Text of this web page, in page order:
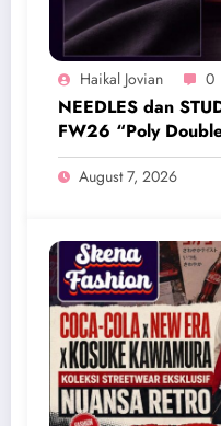
Haikal Jovian 0
NEEDLES dan
FW26 “Poly
August 7, 2026